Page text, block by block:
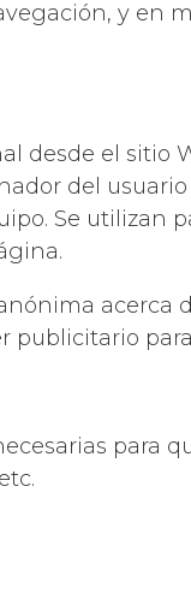
y en
desde el sitio
del
Se utilizan
acerca
publicitario
para